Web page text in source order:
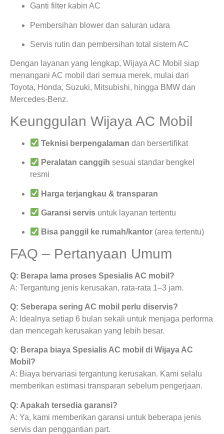
Ganti filter kabin AC
Pembersihan blower dan saluran udara
Servis rutin dan pembersihan total sistem AC
Dengan layanan yang lengkap, Wijaya AC Mobil siap
menangani AC mobil dari semua merek, mulai dari
Toyota, Honda, Suzuki, Mitsubishi, hingga BMW dan
Mercedes-Benz.
Keunggulan Wijaya AC Mobil
Teknisi berpengalaman dan bersertifikat
Peralatan canggih sesuai standar bengkel
resmi
Harga terjangkau & transparan
Garansi servis untuk layanan tertentu
Bisa panggil ke rumah/kantor (area tertentu)
FAQ – Pertanyaan Umum
Q: Berapa lama proses Spesialis AC mobil?
A: Tergantung jenis kerusakan, rata-rata 1–3 jam.
Q: Seberapa sering AC mobil perlu diservis?
A: Idealnya setiap 6 bulan sekali untuk menjaga performa
dan mencegah kerusakan yang lebih besar.
Q: Berapa biaya Spesialis AC mobil di Wijaya AC
Mobil?
A: Biaya bervariasi tergantung kerusakan. Kami selalu
memberikan estimasi transparan sebelum pengerjaan.
Q: Apakah tersedia garansi?
A: Ya, kami memberikan garansi untuk beberapa jenis
servis dan penggantian part.